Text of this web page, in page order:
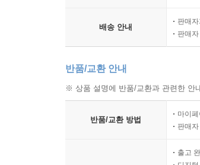
배송 안내
판매
판매
반품/교환 안내
※ 상품 설명에 반품/교환과 관련한 안
반품/교환 방법
마이
판매
출고